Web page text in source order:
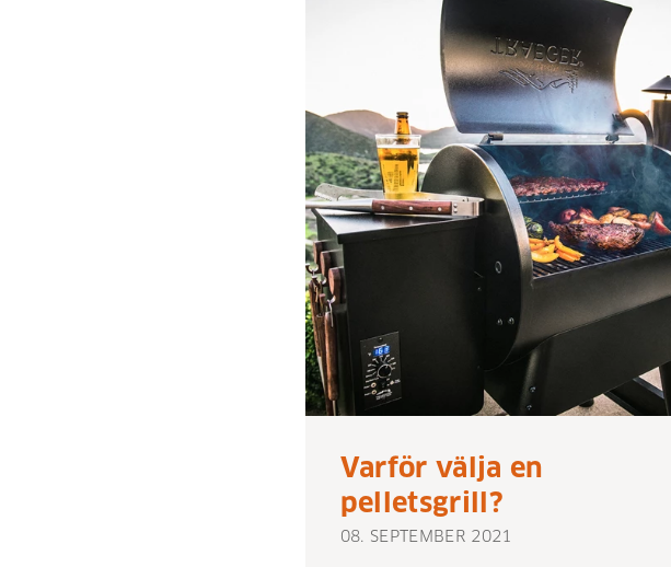
Varför välja en
pelletsgrill?
08. SEPTEMBER 2021